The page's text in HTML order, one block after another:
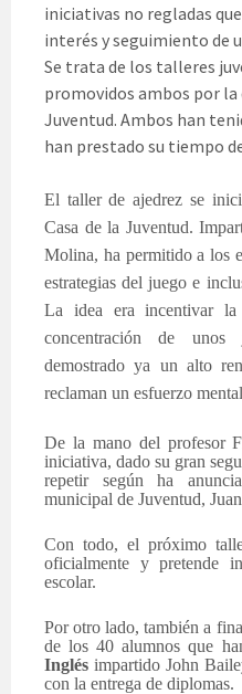
iniciativas no regladas
interés y seguimiento de
Se trata de los talleres
promovidos ambos por
Juventud. Ambos han
han prestado su tiempo
El taller de ajedrez se
Casa de la Juventud.
Molina, ha permitido a los
estrategias del juego e
La idea era incentivar la
concentración de unos
demostrado ya un alto
reclaman un esfuerzo
De la mano del profesor
iniciativa, dado su gran
repetir según ha
municipal de Juventud,
Con todo, el próximo
oficialmente y pretende
escolar.
Por otro lado, también a
de los 40 alumnos que
Inglés impartido John
con la entrega de diplomas.